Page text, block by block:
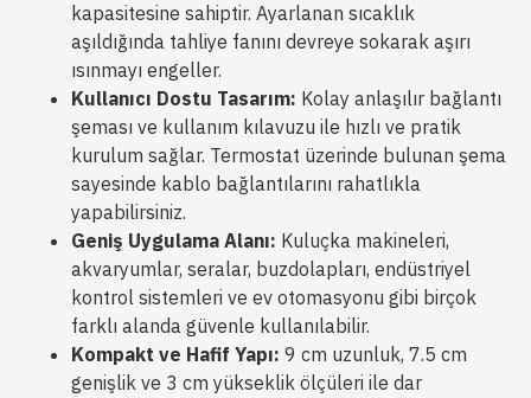
kapasitesine sahiptir. Ayarlanan sıcaklık
aşıldığında tahliye fanını devreye sokarak aşırı
ısınmayı engeller.
Kullanıcı Dostu Tasarım: Kolay anlaşılır bağlantı
şeması ve kullanım kılavuzu ile hızlı ve pratik
kurulum sağlar. Termostat üzerinde bulunan şema
sayesinde kablo bağlantılarını rahatlıkla
yapabilirsiniz.
Geniş Uygulama Alanı: Kuluçka makineleri,
akvaryumlar, seralar, buzdolapları, endüstriyel
kontrol sistemleri ve ev otomasyonu gibi birçok
farklı alanda güvenle kullanılabilir.
Kompakt ve Hafif Yapı: 9 cm uzunluk, 7.5 cm
genişlik ve 3 cm yükseklik ölçüleri ile dar